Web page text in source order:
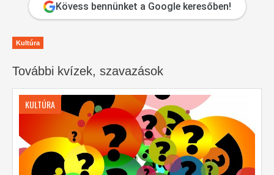
Kövess bennünket a Google keresőben!
Kultúra
További kvízek, szavazások
KULTÚRA